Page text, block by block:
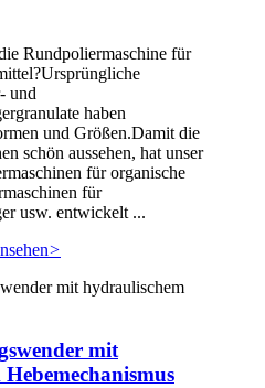
Rundpoliermaschine für
und
haben
und Größen.Damit die
schön aussehen, hat unser
für organische
für
usw. entwickelt ...
>
mit